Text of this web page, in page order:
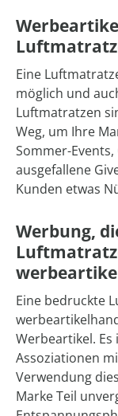
Eine
möglich und
Luftmatratzen
Weg, um Ihre
Sommer-
ausgefallene
Kunden etwas
Werbung,
Eine bedruckte
Werbeartikel.
Assoziationen
Verwendung
Marke Teil